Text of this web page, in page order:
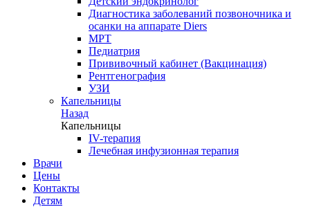
Диагностика заболеваний позвоночника и
осанки на аппарате Diers
МРТ
Педиатрия
Прививочный кабинет (Вакцинация)
Рентгенография
УЗИ
Капельницы
Назад
Капельницы
IV-терапия
Лечебная инфузионная терапия
Врачи
Цены
Контакты
Детям